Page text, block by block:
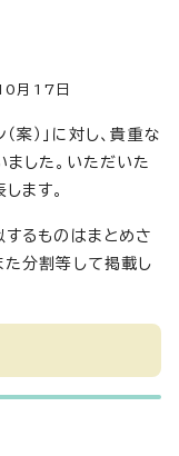
月17日
案）」に対し、貴重な
した。いただいた
ます。
るものはまとめさ
た分割等して掲載し